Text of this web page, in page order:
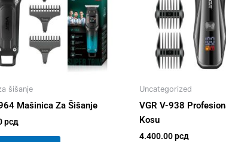
šišanje
Mašinica Za Šišanje
рсд
Uncategorized
VGR V-938
Kosu
4.400.00рсд